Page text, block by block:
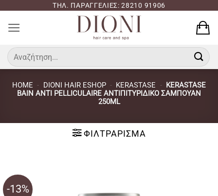
περιεχόμενο
ΤΗΛ. ΠΑΡΑΓΓΕΛΙΕΣ: 28210 91906
Αναζήτηση
για:
HOME - DIONI HAIR ESHOP - KERASTASE - KERASTASE
BAIN ANTI PELLICULAIRE ΑΝΤΙΠΙΤΥΡΙΔΙΚΌ ΣΑΜΠΟΥΆΝ
250ML
ΦΙΛΤΡΆΡΙΣΜΑ
-13%